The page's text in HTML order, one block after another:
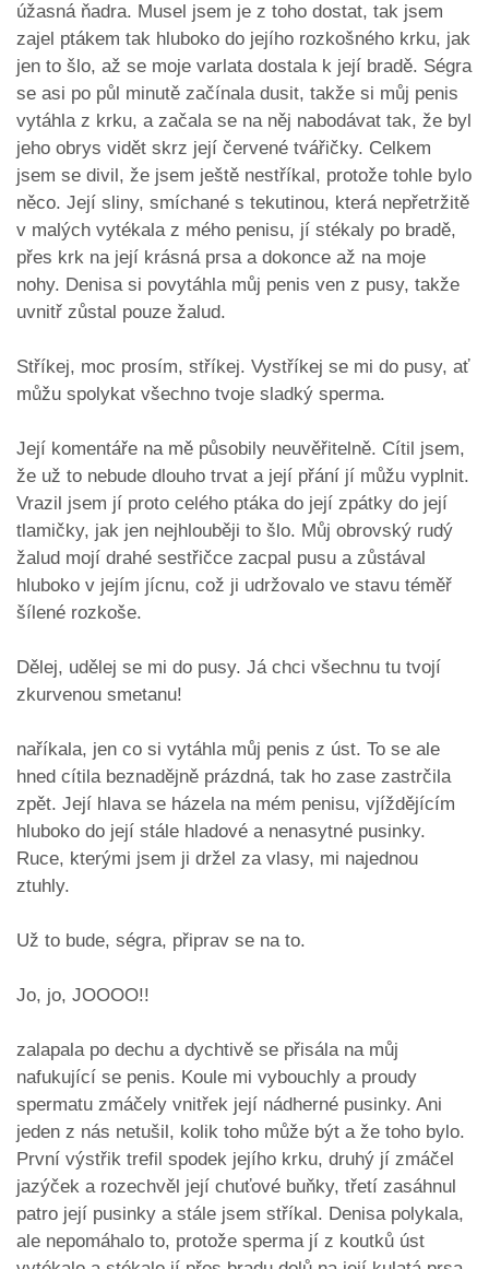
úžasná ňadra. Musel jsem je z toho dostat, tak jsem
zajel ptákem tak hluboko do jejího rozkošného krku, jak
jen to šlo, až se moje varlata dostala k její bradě. Ségra
se asi po půl minutě začínala dusit, takže si můj penis
vytáhla z krku, a začala se na něj nabodávat tak, že byl
jeho obrys vidět skrz její červené tvářičky. Celkem
jsem se divil, že jsem ještě nestříkal, protože tohle bylo
něco. Její sliny, smíchané s tekutinou, která nepřetržitě
v malých vytékala z mého penisu, jí stékaly po bradě,
přes krk na její krásná prsa a dokonce až na moje
nohy. Denisa si povytáhla můj penis ven z pusy, takže
uvnitř zůstal pouze žalud.
Stříkej, moc prosím, stříkej. Vystříkej se mi do pusy, ať
můžu spolykat všechno tvoje sladký sperma.
Její komentáře na mě působily neuvěřitelně. Cítil jsem,
že už to nebude dlouho trvat a její přání jí můžu vyplnit.
Vrazil jsem jí proto celého ptáka do její zpátky do její
tlamičky, jak jen nejhlouběji to šlo. Můj obrovský rudý
žalud mojí drahé sestřičce zacpal pusu a zůstával
hluboko v jejím jícnu, což ji udržovalo ve stavu téměř
šílené rozkoše.
Dělej, udělej se mi do pusy. Já chci všechnu tu tvojí
zkurvenou smetanu!
naříkala, jen co si vytáhla můj penis z úst. To se ale
hned cítila beznadějně prázdná, tak ho zase zastrčila
zpět. Její hlava se házela na mém penisu, vjíždějícím
hluboko do její stále hladové a nenasytné pusinky.
Ruce, kterými jsem ji držel za vlasy, mi najednou
ztuhly.
Už to bude, ségra, připrav se na to.
Jo, jo, JOOOO!!
zalapala po dechu a dychtivě se přisála na můj
nafukující se penis. Koule mi vybouchly a proudy
spermatu zmáčely vnitřek její nádherné pusinky. Ani
jeden z nás netušil, kolik toho může být a že toho bylo.
První výstřik trefil spodek jejího krku, druhý jí zmáčel
jazýček a rozechvěl její chuťové buňky, třetí zasáhnul
patro její pusinky a stále jsem stříkal. Denisa polykala,
ale nepomáhalo to, protože sperma jí z koutků úst